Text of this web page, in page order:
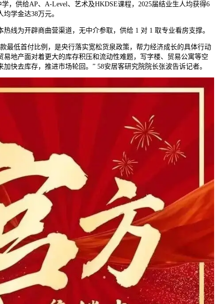
，供给AP、A-Level、艺术及HKDSE课程，2025届结业生人均获得6
学金达38万元。
为开辟商曲营渠道，无中介参取，供给 1 对 1 取专业看房支撑。
低首付比例，是央行落实宽松货泉政策，帮力经济成长的具体行动
易地产面对着更大的库存积压和流动性难题，写字楼、贸易公寓等空
快去库存，推进市场轮回。” 58安居客研究院院长张波告诉记者。